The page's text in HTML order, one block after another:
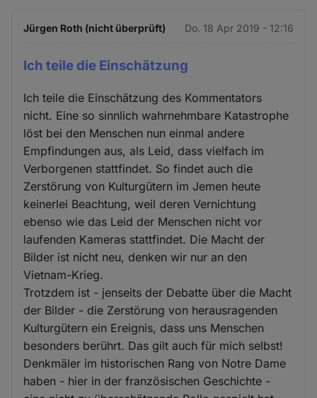
Jürgen Roth (nicht überprüft) Do. 18 Apr 2019 - 12:16
Ich teile die Einschätzung
Ich teile die Einschätzung des Kommentators
nicht. Eine so sinnlich wahrnehmbare Katastrophe
löst bei den Menschen nun einmal andere
Empfindungen aus, als Leid, dass vielfach im
Verborgenen stattfindet. So findet auch die
Zerstörung von Kulturgütern im Jemen heute
keinerlei Beachtung, weil deren Vernichtung
ebenso wie das Leid der Menschen nicht vor
laufenden Kameras stattfindet. Die Macht der
Bilder ist nicht neu, denken wir nur an den
Vietnam-Krieg.
Trotzdem ist - jenseits der Debatte über die Macht
der Bilder - die Zerstörung von herausragenden
Kulturgütern ein Ereignis, dass uns Menschen
besonders berührt. Das gilt auch für mich selbst!
Denkmäler im historischen Rang von Notre Dame
haben - hier in der französischen Geschichte -